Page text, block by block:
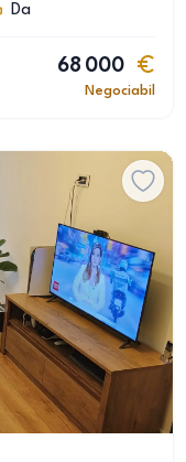
Da
68 000
Negociabil